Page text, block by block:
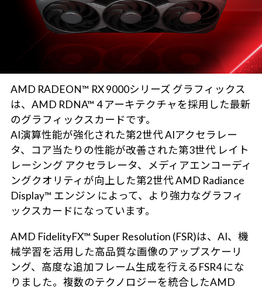
AMD RADEON™ RX 9000シリーズ グラフィックス
は、AMD RDNA™ 4 アーキテクチャを採用した最新
のグラフィックスカードです。
AI演算性能が強化された第2世代 AIアクセラレー
タ、コア当たりの性能が改善された第3世代 レイト
レーシング アクセラレータ、メディアエンコーディ
ングクオリティが向上した第2世代 AMD Radiance
Display™ エンジン によって、より強力なグラフィ
ックスカードになっています。
AMD FidelityFX™ Super Resolution (FSR)は、AI、機
械学習を活用した高品質な画像のアップスケーリ
ング、高度な追加フレーム生成を行えるFSR4 にな
りました。複数のテクノロジーを統合したAMD